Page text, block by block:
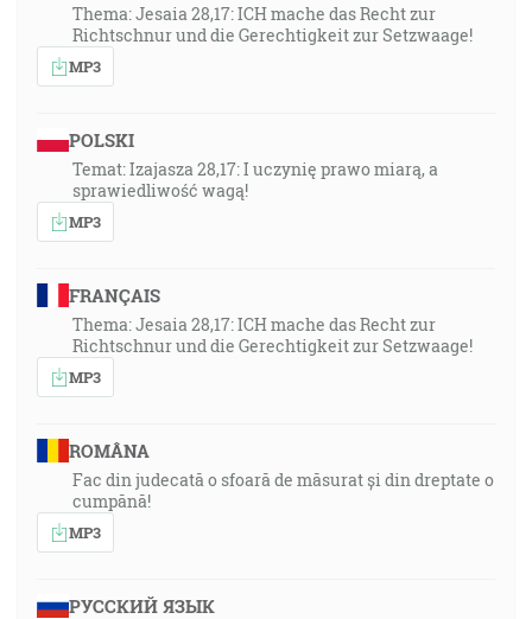
Thema: Jesaia 28,17: ICH mache das Recht zur
Richtschnur und die Gerechtigkeit zur Setzwaage!
MP3
POLSKI
Temat: Izajasza 28,17: I uczynię prawo miarą, a
sprawiedliwość wagą!
MP3
FRANÇAIS
Thema: Jesaia 28,17: ICH mache das Recht zur
Richtschnur und die Gerechtigkeit zur Setzwaage!
MP3
ROMÂNA
Fac din judecată o sfoară de măsurat și din dreptate o
cumpănă!
MP3
РУССКИЙ ЯЗЫК